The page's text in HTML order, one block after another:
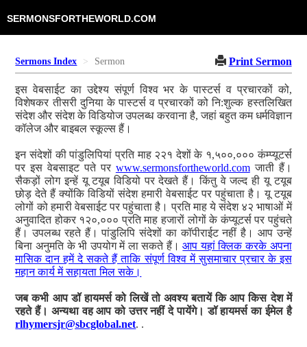
SERMONSFORTHEWORLD.COM
Sermons Index Sermon Print Sermon
इस वेबसाईट का उद्देश्य संपूर्ण विश्व भर के पास्टर्स व प्रचारकों को,
विशेषकर तीसरी दुनिया के पास्टर्स व प्रचारकों को नि:शुल्क हस्तलिखित
संदेश और संदेश के विडियोज उपलब्ध करवाना है, जहां बहुत कम धर्मविज्ञान
कॉलेज और बाइबल स्कूल्स हैं।
इन संदेशों की पांडुलिपियां प्रति माह २२१ देशों के १,५००,००० कंम्प्यूटर्स
पर इस वेबसाइट पते पर www.sermonsfortheworld.comजाती हैं।
सैकड़ों लोग इन्हें यू टयूब विडियो पर देखते हैं। किंतु वे जल्द ही यू टयूब
छोड़ देते हैं क्योंकि विडियों संदेश हमारी वेबसाईट पर पहुंचाता है। यू टयूब
लोगों को हमारी वेबसाईट पर पहुंचाता है। प्रति माह ये संदेश ४२ भाषाओं में
अनुवादित होकर १२०,००० प्रति माह हजारों लोगों के कंप्यूटर्स पर पहुंचते
हैं। उपलब्ध रहते हैं। पांडुलिपि संदेशों का कॉपीराईट नहीं है। आप उन्हें
बिना अनुमति के भी उपयोग में ला सकते हैं।आप यहां क्लिक करके अपना
मासिक दान हमें दे सकते हैं ताकि संपूर्ण विश्व में सुसमाचार प्रचार के इस
महान कार्य में सहायता मिल सके।
जब कभी आप डॉ हायमर्स को लिखें तो अवश्य बतायें कि आप किस देश में
रहते हैं। अन्यथा वह आप को उत्तर नहीं दे पायेंगे। डॉ हायमर्स का ईमेल है
rlhymersjr@sbcglobal.net. .